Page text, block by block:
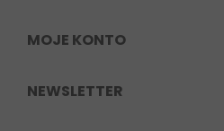
MOJE KONTO
NEWSLETTER